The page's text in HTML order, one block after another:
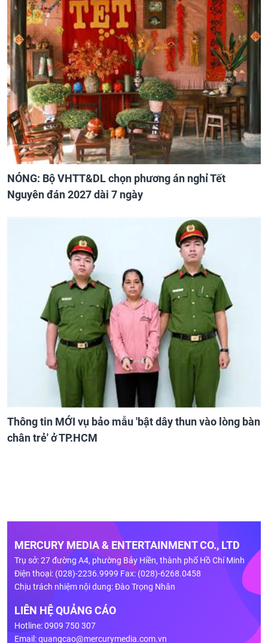
NÓNG: Bộ VHTT&DL chọn phương án nghỉ Tết
Nguyên đán 2027 dài 7 ngày
Thông tin MỚI vụ bảo mẫu 'bật dây thun vào lòng bàn
chân trẻ' ở TP.HCM
MERCURY MEDIA & ENTERTAINMENT CO., LTD
Trụ sở: 27 đường A4, phường Bảy Hiền, thành phố Hồ Chí Minh
Điện thoại: (028)-2236.9999 Fax: (028)-6268.0458
Chịu trách nhiệm nội dung: Đào Trọng Nhân
LIÊN HỆ QUẢNG CÁO
Hotline: 0909 750 307
Email:quangcao@mercurymedia.com.vn